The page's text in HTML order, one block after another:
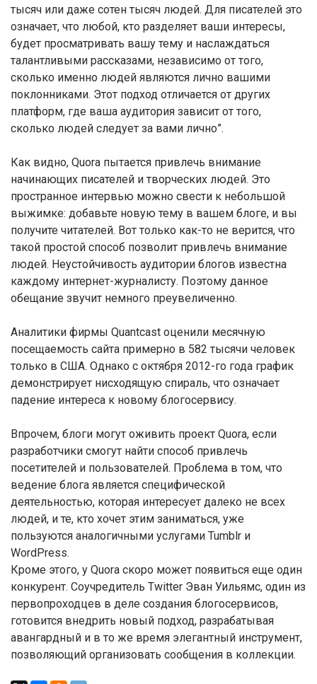
тысяч или даже сотен тысяч людей. Для писателей это
означает, что любой, кто разделяет ваши интересы,
будет просматривать вашу тему и наслаждаться
талантливыми рассказами, независимо от того,
сколько именно людей являются лично вашими
поклонниками. Этот подход отличается от других
платформ, где ваша аудитория зависит от того,
сколько людей следует за вами лично”.
Как видно, Quora пытается привлечь внимание
начинающих писателей и творческих людей. Это
пространное интервью можно свести к небольшой
выжимке: добавьте новую тему в вашем блоге, и вы
получите читателей. Вот только как-то не верится, что
такой простой способ позволит привлечь внимание
людей. Неустойчивость аудитории блогов известна
каждому интернет-журналисту. Поэтому данное
обещание звучит немного преувеличенно.
Аналитики фирмы Quantcast оценили месячную
посещаемость сайта примерно в 582 тысячи человек
только в США. Однако с октября 2012-го года график
демонстрирует нисходящую спираль, что означает
падение интереса к новому блогосервису.
Впрочем, блоги могут оживить проект Quora, если
разработчики смогут найти способ привлечь
посетителей и пользователей. Проблема в том, что
ведение блога является специфической
деятельностью, которая интересует далеко не всех
людей, и те, кто хочет этим заниматься, уже
пользуются аналогичными услугами Tumblr и
WordPress.
Кроме этого, у Quora скоро может появиться еще один
конкурент. Соучредитель Twitter Эван Уильямс, один из
первопроходцев в деле создания блогосервисов,
готовится внедрить новый подход, разрабатывая
авангардный и в то же время элегантный инструмент,
позволяющий организовать сообщения в коллекции.